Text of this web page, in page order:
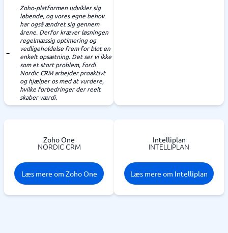
Zoho-platformen udvikler sig
løbende, og vores egne behov
har også ændret sig gennem
årene. Derfor kræver løsningen
regelmæssig optimering og
vedligeholdelse frem for blot en
enkelt opsætning. Det ser vi ikke
som et stort problem, fordi
Nordic CRM arbejder proaktivt
og hjælper os med at vurdere,
hvilke forbedringer der reelt
skaber værdi.
Zoho One
NORDIC CRM
Læs mere om Zoho One
Intelliplan
INTELLIPLAN
Læs mere om Intelliplan